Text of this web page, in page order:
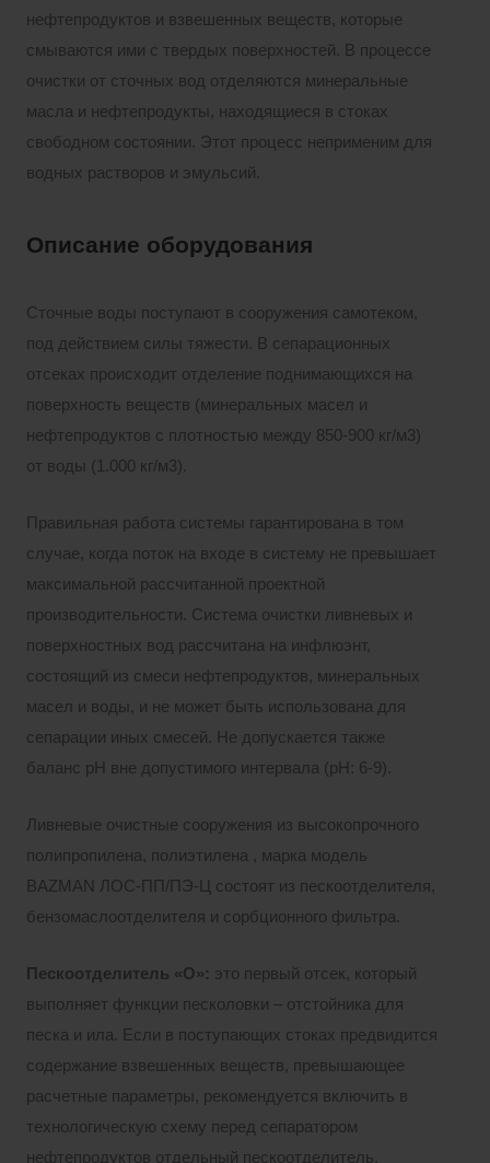
нефтепродуктов и взвешенных веществ, которые
смываются ими с твердых поверхностей. В процессе
очистки от сточных вод отделяются минеральные
масла и нефтепродукты, находящиеся в стоках
свободном состоянии. Этот процесс неприменим для
водных растворов и эмульсий.
Описание оборудования
Сточные воды поступают в сооружения самотеком,
под действием силы тяжести. В сепарационных
отсеках происходит отделение поднимающихся на
поверхность веществ (минеральных масел и
нефтепродуктов с плотностью между 850-900 кг/м3)
от воды (1.000 кг/м3).
Правильная работа системы гарантирована в том
случае, когда поток на входе в систему не превышает
максимальной рассчитанной проектной
производительности. Система очистки ливневых и
поверхностных вод рассчитана на инфлюэнт,
состоящий из смеси нефтепродуктов, минеральных
масел и воды, и не может быть использована для
сепарации иных смесей. Не допускается также
баланс pH вне допустимого интервала (pH: 6-9).
Ливневые очистные сооружения из высокопрочного
полипропилена, полиэтилена , марка модель
BAZMAN ЛОС-ПП/ПЭ-Ц состоят из пескоотделителя,
бензомаслоотделителя и сорбционного фильтра.
Пескоотделитель «О»: это первый отсек, который
выполняет функции песколовки – отстойника для
песка и ила. Если в поступающих стоках предвидится
содержание взвешенных веществ, превышающее
расчетные параметры, рекомендуется включить в
технологическую схему перед сепаратором
нефтепродуктов отдельный пескоотделитель.